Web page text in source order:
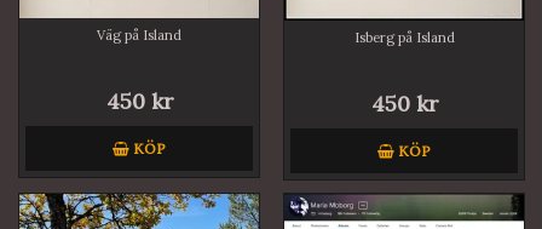
Väg på Island
450 kr
KÖP
Isberg på Island
450 kr
KÖP